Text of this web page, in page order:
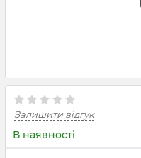
Залишити відгук
В наявності